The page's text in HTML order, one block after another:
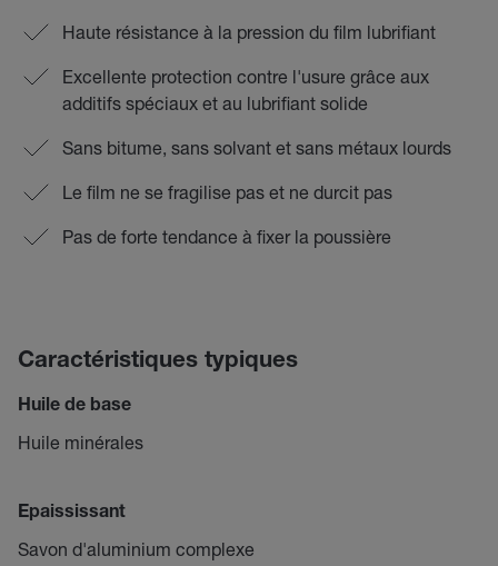
Haute résistance à la pression du film lubrifiant
Excellente protection contre l'usure grâce aux
additifs spéciaux et au lubrifiant solide
Sans bitume, sans solvant et sans métaux lourds
Le film ne se fragilise pas et ne durcit pas
Pas de forte tendance à fixer la poussière
Caractéristiques typiques
Huile de base
Huile minérales
Epaississant
Savon d'aluminium complexe